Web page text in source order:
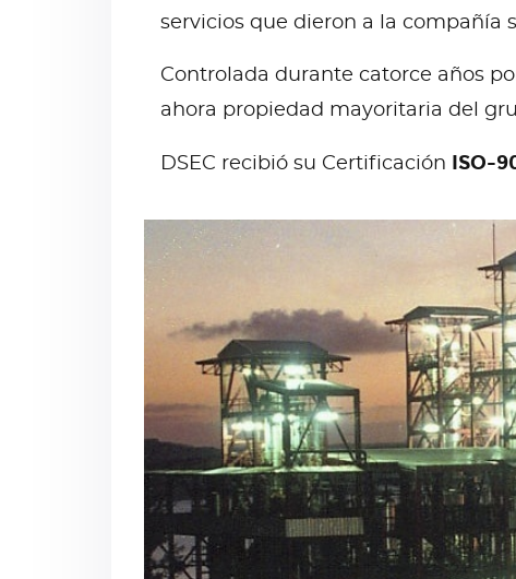
servicios que dieron a la compañía
Controlada durante catorce años
ahora propiedad mayoritaria del
DSEC recibió su Certificación ISO-